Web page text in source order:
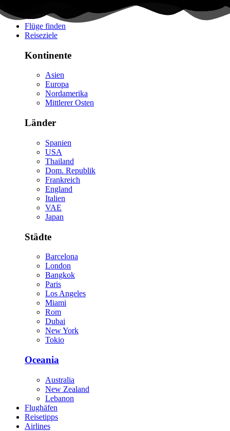
Flüge finden
Reiseziele
Kontinente
Asien
Europa
Nordamerika
Mittlerer Osten
Länder
Spanien
USA
Thailand
Dom. Republik
Frankreich
England
Italien
VAE
Japan
Städte
Barcelona
London
Bangkok
Paris
Los Angeles
Miami
Rom
Dubai
New York
Tokio
Oceania
Australia
New Zealand
Lebanon
Flughäfen
Reisetipps
Airlines